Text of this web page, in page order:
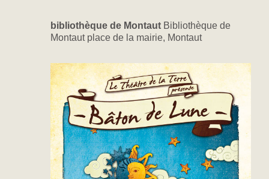
bibliothèque de Montaut Bibliothèque de
Montaut place de la mairie, Montaut